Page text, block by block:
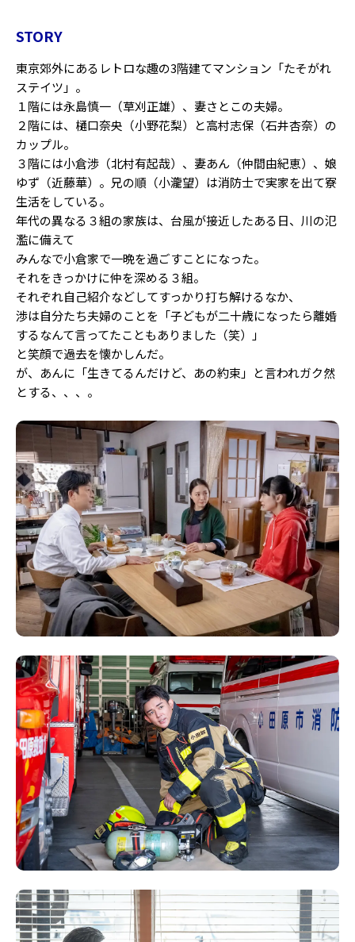
STORY
東京郊外にあるレトロな趣の3階建てマンション「たそがれ
ステイツ」。
１階には永島慎一（草刈正雄）、妻さとこの夫婦。
２階には、樋口奈央（小野花梨）と高村志保（石井杏奈）の
カップル。
３階には小倉渉（北村有起哉）、妻あん（仲間由紀恵）、娘
ゆず（近藤華）。兄の順（小瀧望）は消防士で実家を出て寮
生活をしている。
年代の異なる３組の家族は、台風が接近したある日、川の氾
濫に備えて
みんなで小倉家で一晩を過ごすことになった。
それをきっかけに仲を深める３組。
それぞれ自己紹介などしてすっかり打ち解けるなか、
渉は自分たち夫婦のことを「子どもが二十歳になったら離婚
するなんて言ってたこともありました（笑）」
と笑顔で過去を懐かしんだ。
が、あんに「生きてるんだけど、あの約束」と言われガク然
とする、、、。